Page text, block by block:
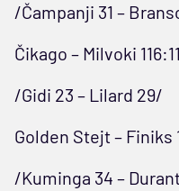
/Čampanji 31 –
Čikago – Milvoki
/Gidi 23 – Lilard 29/
Golden Stejt – Finiks
/Kuminga 34 –